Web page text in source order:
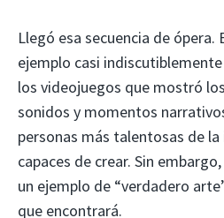
Llegó esa secuencia de ópera.
ejemplo casi
los videojuegos que mostró
sonidos y momentos
personas más talentosas de
capaces de crear. Sin
un ejemplo de “verdadero
que encontrará.